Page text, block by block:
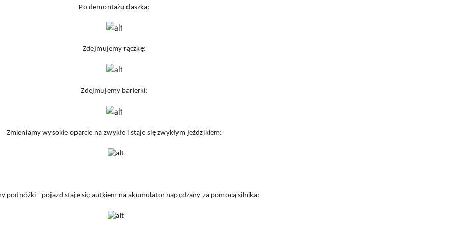
Po demontażu daszka:
Zdejmujemy rączkę:
Zdejmujemy barierki:
Zmieniamy wysokie oparcie na zwykłe i staje się zwykłym jeździkiem:
podnóżki - pojazd staje się autkiem na akumulator napędzany za pomocą silnika: